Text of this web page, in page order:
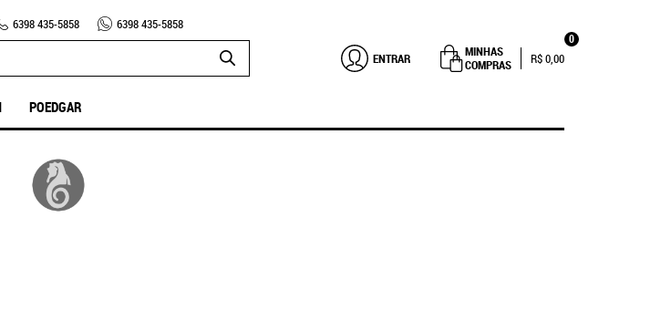
6398435-5858 6398435-5858
ENTRAR
MINHAS
COMPRAS
0
R$ 0,00
POEDGAR